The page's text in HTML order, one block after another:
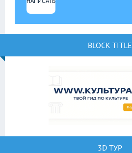
BLOCK TITLE
3D ТУР